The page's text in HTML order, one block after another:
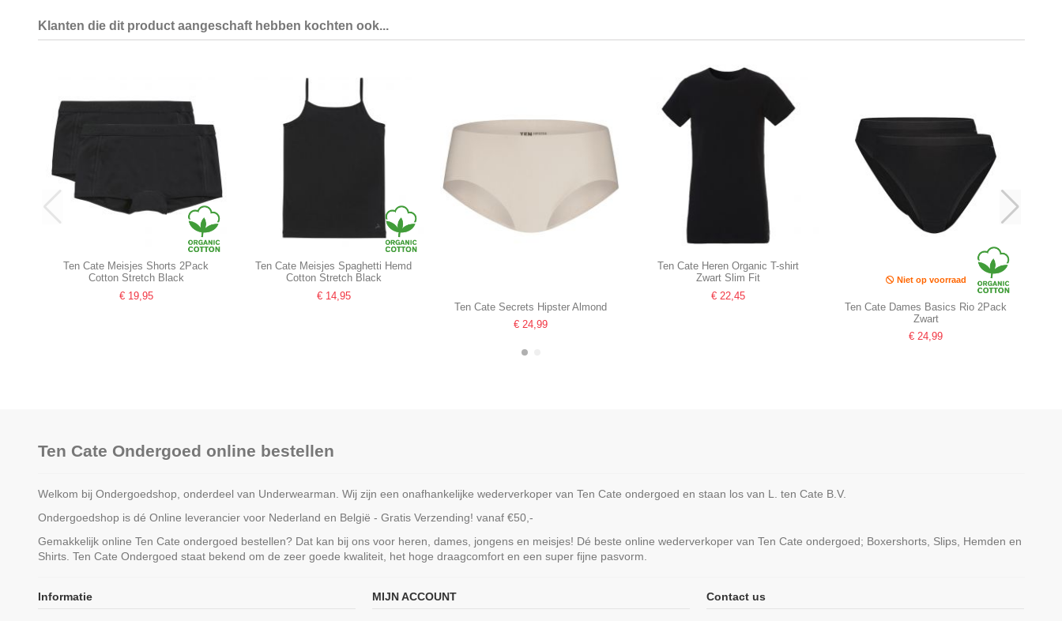
Klanten die dit product aangeschaft hebben kochten ook...
Ten Cate Meisjes Shorts 2Pack
Cotton Stretch Black
€ 19,95
Ten Cate Meisjes Spaghetti Hemd
Cotton Stretch Black
€ 14,95
Ten Cate Secrets Hipster Almond
€ 24,99
Ten Cate Heren Organic T-shirt
Zwart Slim Fit
€ 22,45
Niet op voorraad
Ten Cate Dames Basics Rio 2Pack
Zwart
€ 24,99
Ten Cate Ondergoed online bestellen
Welkom bij Ondergoedshop, onderdeel van Underwearman. Wij zijn een onafhankelijke wederverkoper van Ten Cate ondergoed en staan los van L. ten Cate B.V.
Ondergoedshop is dé Online leverancier voor Nederland en België - Gratis Verzending! vanaf €50,-
Gemakkelijk online Ten Cate ondergoed bestellen? Dat kan bij ons voor heren, dames, jongens en meisjes! Dé beste online wederverkoper van Ten Cate ondergoed; Boxershorts, Slips, Hemden en
Shirts. Ten Cate Ondergoed staat bekend om de zeer goede kwaliteit, het hoge draagcomfort en een super fijne pasvorm.
Informatie MIJN ACCOUNT Contact us